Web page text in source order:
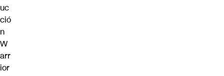
uc
ció
n
W
arr
ior